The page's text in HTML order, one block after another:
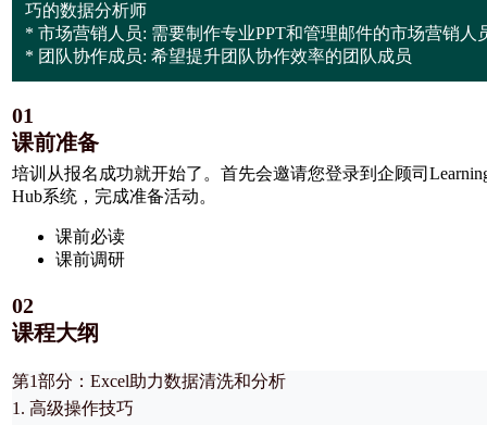
巧的数据分析师
* 市场营销人员: 需要制作专业PPT和管理邮件的市场营销人
* 团队协作成员: 希望提升团队协作效率的团队成员
01
课前准备
培训从报名成功就开始了。首先会邀请您登录到企顾司
Hub系统，完成准备活动。
课前必读
课前调研
02
课程大纲
第1部分：Excel助力数据清洗和分析
1. 高级操作技巧